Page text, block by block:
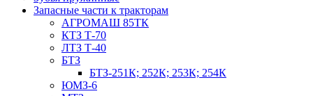
Запасные части к тракторам
АГРОМАШ 85ТК
КТЗ Т-70
ЛТЗ Т-40
БТЗ
БТЗ-251К; 252К; 253К; 254К
ЮМЗ-6